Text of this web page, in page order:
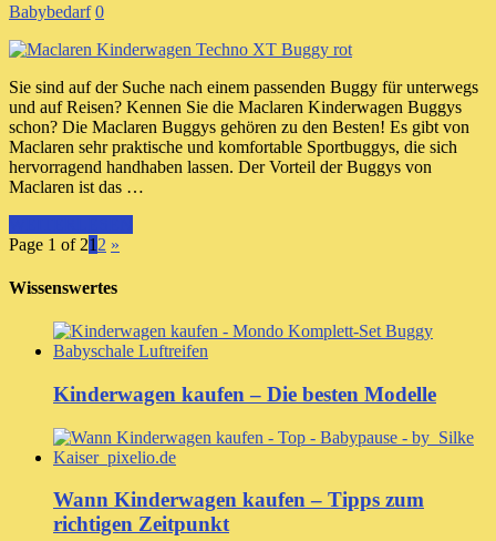
Babybedarf 0
Sie sind auf der Suche nach einem passenden Buggy für unterwegs
und auf Reisen? Kennen Sie die Maclaren Kinderwagen Buggys
schon? Die Maclaren Buggys gehören zu den Besten! Es gibt von
Maclaren sehr praktische und komfortable Sportbuggys, die sich
hervorragend handhaben lassen. Der Vorteil der Buggys von
Maclaren ist das …
Page 1 of 21 2 »
Wissenswertes
Kinderwagen kaufen – Die besten Modelle
Wann Kinderwagen kaufen – Tipps zum
richtigen Zeitpunkt